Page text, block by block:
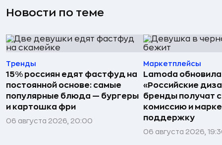
Новости по теме
Тренды
15% россиян едят фастфуд на
постоянной основе: самые
популярные блюда — бургеры
и картошка фри
06 августа 2026, 20:00
Маркетплейсы
Lamoda
«Российские
бренды получат
комиссию и
поддержку
06 августа 2026,